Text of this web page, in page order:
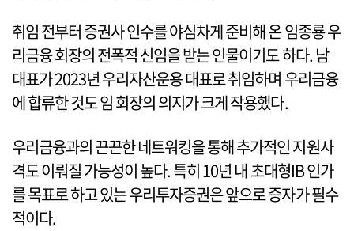
취임 전부터 증권사 인수를 야심차게 준비해 온 임종룡 우
리금융 회장의 전폭적 신임을 받는 인물이기도 하다. 남
대표가 2023년 우리자산운용 대표로 취임하며 우리금융
에 합류한 것도 임 회장의 의지가 크게 작용했다.
우리금융과의 끈끈한 네트워킹을 통해 추가적인 지원사
격도 이뤄질 가능성이 높다. 특히 10년 내 초대형IB 인가
를 목표로 하고 있는 우리투자증권은 앞으로 증자가 필수
적이다.